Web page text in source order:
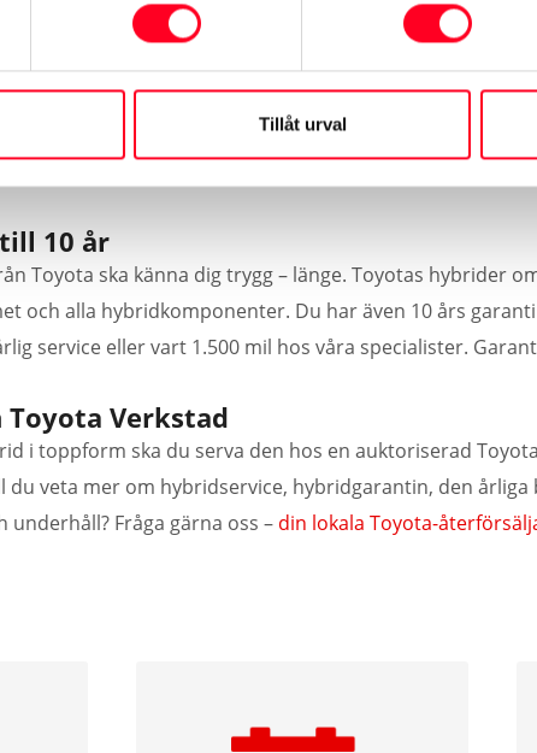
Tillåt urval
rapport där Toyotas servicetekniker går igenom
10 år
Toyota ska känna dig trygg – länge. Toyotas hybrider
och alla hybridkomponenter. Du har även 10 års
service eller vart 1.500 mil hos våra specialister.
Verkstad
i toppform ska du serva den hos en auktoriserad
du veta mer om hybridservice, hybridgarantin, den
Fråga gärna oss – din lokala Toyota-